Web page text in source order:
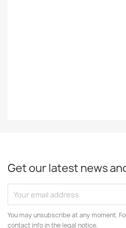
Get our latest news
You may unsubscribe at any moment.
contact info in the legal notice.